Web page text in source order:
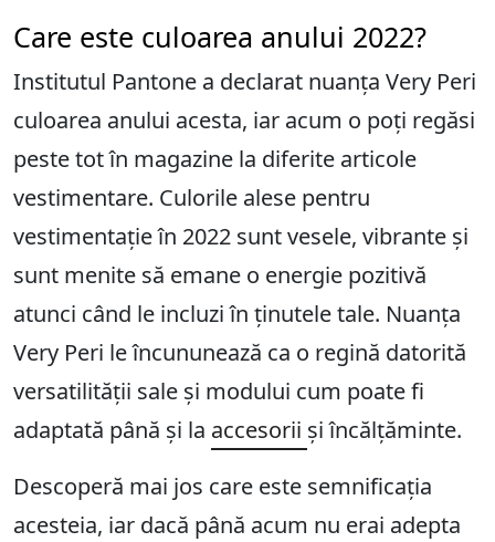
Care este culoarea anului 2022?
Institutul Pantone a declarat nuanța Very Peri
culoarea anului acesta, iar acum o poți regăsi
peste tot în magazine la diferite articole
vestimentare. Culorile alese pentru
vestimentație în 2022 sunt vesele, vibrante și
sunt menite să emane o energie pozitivă
atunci când le incluzi în ținutele tale. Nuanța
Very Peri le încununează ca o regină datorită
versatilității sale și modului cum poate fi
adaptată până și la accesorii și încălțăminte.
Descoperă mai jos care este semnificația
acesteia, iar dacă până acum nu erai adepta